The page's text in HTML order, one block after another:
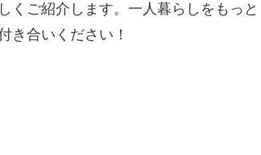
くご紹介します。一人暮らしをもっと
き合いください！